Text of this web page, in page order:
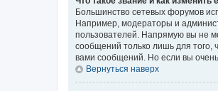
Большинство сетевых форумов
Например, модераторы и
пользователей. Напрямую вы не
сообщений только лишь для того,
вами сообщений. Но если вы
Вернуться наверх